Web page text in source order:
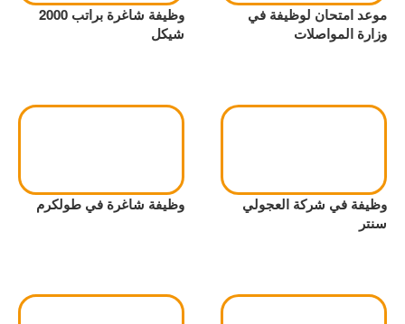
موعد امتحان لوظيفة في
وزارة المواصلات
وظيفة شاغرة براتب 2000
شيكل
وظيفة في شركة العجولي
سنتر
وظيفة شاغرة في طولكرم